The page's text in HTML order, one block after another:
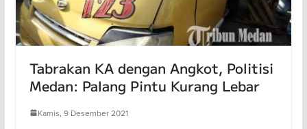
Tabrakan KA dengan Angkot, Politisi
Medan: Palang Pintu Kurang Lebar
Kamis, 9 Desember 2021